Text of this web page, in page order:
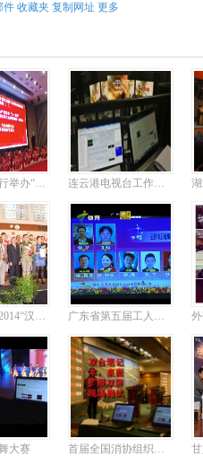
件 收藏夹 复制网址 更多
新余农商银行举办“百年奋斗 初心弥坚”党史知识竞赛 连云港电视台工作后台
开普敦大学2014“汉语桥”南非赛区 广东省第五届工人运动会排舞比赛
大赛 首届全国消协组织投诉调解技能大赛